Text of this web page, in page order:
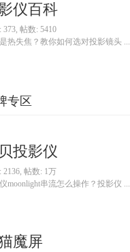
仪百科
373, 帖数: 5410
热失焦？教你如何选对投影镜头 ...
专区
投影仪
2136, 帖数: 1万
moonlight串流怎么操作？投影仪 ...
魔屏